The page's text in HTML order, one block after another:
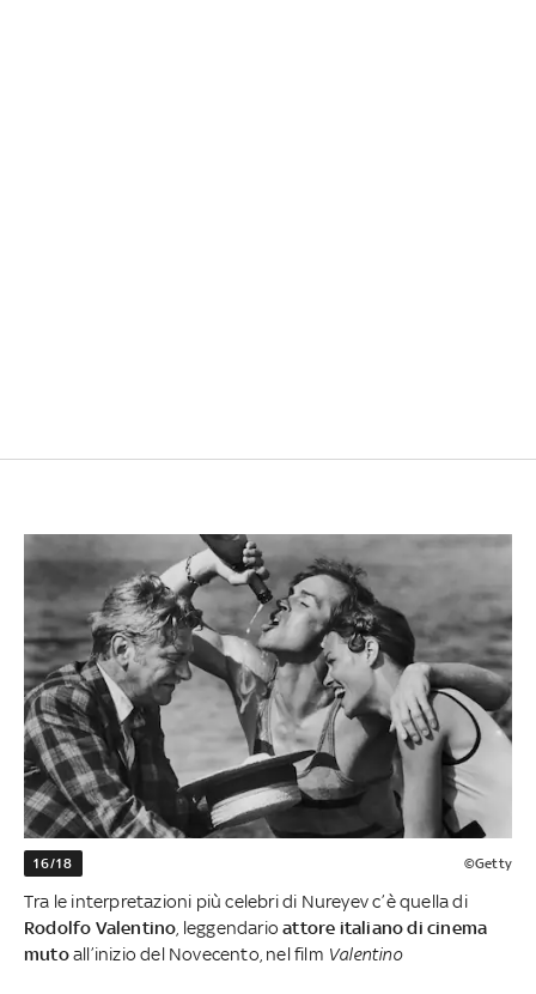
16/18 ©Getty
Tra le interpretazioni più celebri di Nureyev c’è quella di
Rodolfo Valentino, leggendarioattore italiano di cinema
mutoall’inizio del Novecento, nel film Valentino